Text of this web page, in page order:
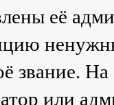
её
звание.
или